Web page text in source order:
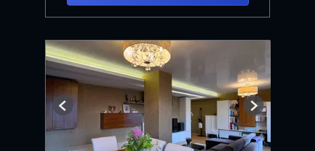
Previous Next